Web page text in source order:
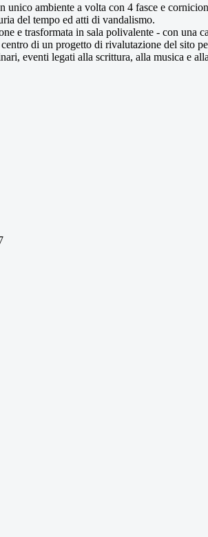
unico ambiente a volta con 4 fasce e
del tempo ed atti di vandalismo.
e trasformata in sala polivalente - con
di un progetto di rivalutazione del sito
eventi legati alla scrittura, alla musica e